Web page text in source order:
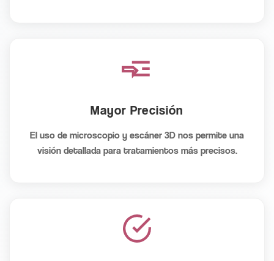
Mayor Precisión
El uso de microscopio y escáner 3D nos permite una
visión detallada para tratamientos más precisos.